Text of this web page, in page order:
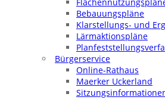
Bebauungspläne
Klarstellungs- und
Lärmaktionspläne
Bürgerservice
Online-Rathaus
Maerker Uckerland